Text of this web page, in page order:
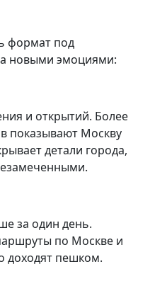
формат под
новыми эмоциями:
и открытий. Более
показывают Москву
детали города,
за один день.
по Москве и
доходят пешком.